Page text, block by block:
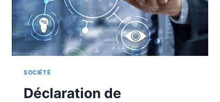
SOCIÉTÉ
Déclaration de